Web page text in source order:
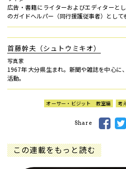
広告・書籍にライターおよびエディターと
のガイドヘルパー（同行援護従事者）として
首藤幹夫（シュトウミキオ）
写真家
1967年 大分県生まれ。新聞や雑誌を中心に
活動。
オーサー・ビジット 教室編 考
Share
この連載をもっと読む